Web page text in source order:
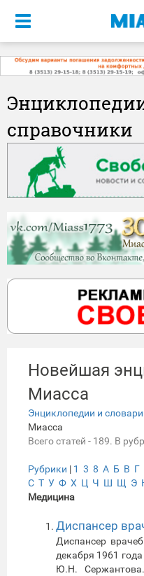
Меню
справочники
Новейшая
Миасса
Энциклопедии и словари
Миасса
Всего статей - 189. В
Рубрики | 1 3 8 А Б В Г
С Т У Ф Х Ц Ч Ш Щ Э
Медицина
Диспансер
Диспансер
декабря 1961
Ю.Н.